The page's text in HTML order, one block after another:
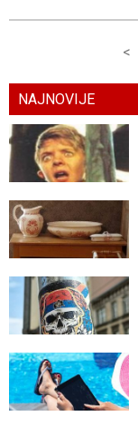
<
NAJNOVIJE